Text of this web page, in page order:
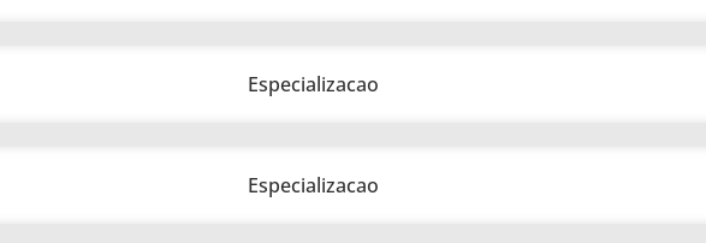
Especializacao
Especializacao